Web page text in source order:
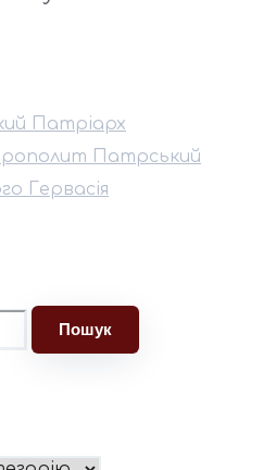
Патріарх
Патрський
Гервасія